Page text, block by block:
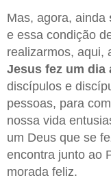
Mas, agora, ainda
e essa condição
realizarmos, aqui,
Jesus fez um dia
discípulos e
pessoas, para
nossa vida
um Deus que se
encontra junto ao
morada feliz.